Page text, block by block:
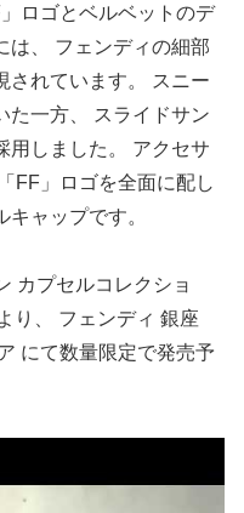
ロゴとベルベットのデ
は、 フェンディの細部
されています。 スニー
た一方、 スライドサン
用しました。 アクセサ
FF」ロゴを全面に配し
ャップです。
カプセルコレクショ
り、 フェンディ 銀座
にて数量限定で発売予